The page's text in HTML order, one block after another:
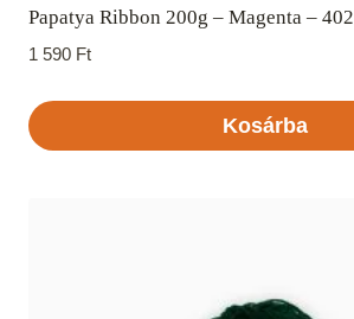
Papatya Ribbon 200g – Magenta – 402
1 590 Ft
Kosárba